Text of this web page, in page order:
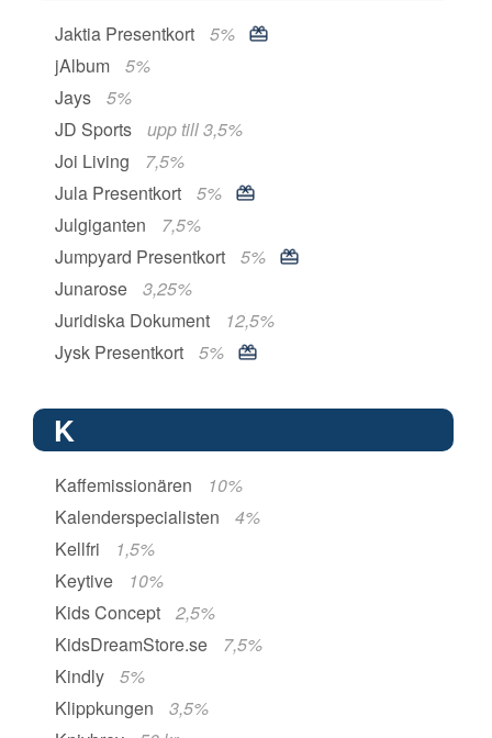
Jaktia Presentkort
5%
jAlbum
5%
Jays
5%
JD Sports
upp till 3,5%
Joi Living
7,5%
Jula Presentkort
5%
Julgiganten
7,5%
Jumpyard Presentkort
5%
Junarose
3,25%
Juridiska Dokument
12,5%
Jysk Presentkort
5%
K
Kaffemissionären
10%
Kalenderspecialisten
4%
Kellfri
1,5%
Keytive
10%
Kids Concept
2,5%
KidsDreamStore.se
7,5%
Kindly
5%
Klippkungen
3,5%